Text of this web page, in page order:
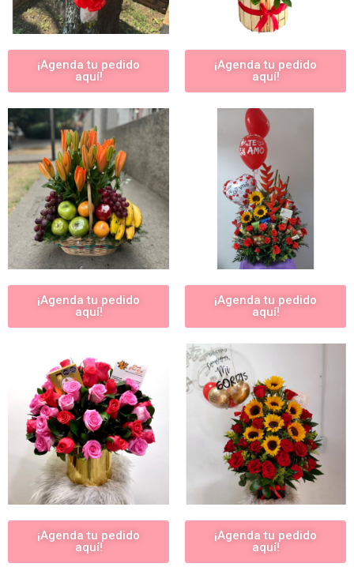
¡Agenda tu pedido
aquí!
¡Agenda tu pedido
aquí!
¡Agenda tu pedido
aquí!
¡Agenda tu pedido
aquí!
¡Agenda tu pedido
aquí!
¡Agenda tu pedido
aquí!